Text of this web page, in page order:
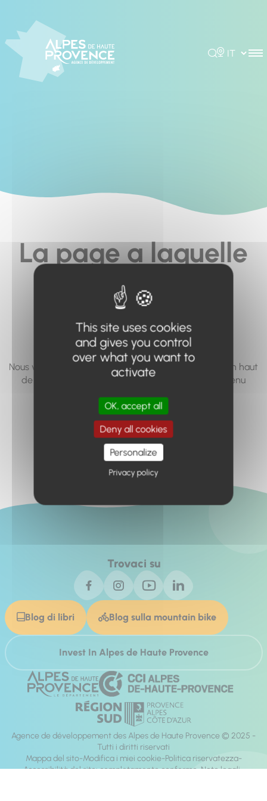
Rechercher
Choisir la
La page a laquelle
vous cherchez à
accéder n'existe
pas... ou plus.
Nous vous invitons à utiliser le moteur de recherche en haut
de page, ou à utiliser le menu pour trouver le contenu
Retour à l'accueil
Trovaci su
Blog di libri Blog sulla mountain bike
Invest In Alpes de Haute Provence
Agence de développement des Alpes de Haute Provence © 2025 -
Tutti i diritti riservati
Mappa del sito Modifica i miei cookie Politica riservatezza
Accessibilità del sito: completamente conforme Note legali
This site uses cookies
and gives you control
over what you want to
activate
OK, accept all
Deny all cookies
Personalize
Privacy policy